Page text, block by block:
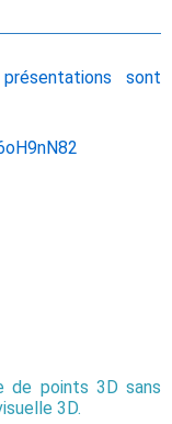
sont
de points 3D sans
3D.